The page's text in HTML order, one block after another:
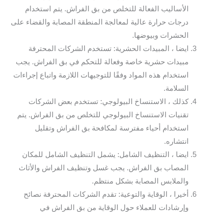
الأساليب الفعالة للتخلص من بق الفراش. يتم استخدام
درجات حرارة عالية لمعالجة المنطقة المصابة والقضاء على
الحشرات وبيوضها.
ايضا ، المبيدات الحشرية: تستخدم الشركات المحترفة
مبيدات حشرية خاصة وفعالة للتحكم في بق الفراش. يجب
استخدام هذه المواد وفقًا للتوجيهات اللازمة واتباع إجراءات
السلامة.
كذلك ، الاستنساخ البيولوجي: تستخدم بعض الشركات
تقنيات الاستنساخ البيولوجي للتخلص من بق الفراش. يتم
استخدام أحياء مفترسة لمكافحة بق الفراش وتقليل
انتشاره.
ايضا ، التنظيف الشامل: يشمل التنظيف الشامل للمكان
المصاب بق الفراش. يجب غسل وتنظيف الفراش والأثاث
والملابس المصابة بشكل منتظم.
أخيرا ، الوقاية والتوعية: تقدم الشركات المحترفة نصائح
وإرشادات للعملاء حول الوقاية من بق الفراش في